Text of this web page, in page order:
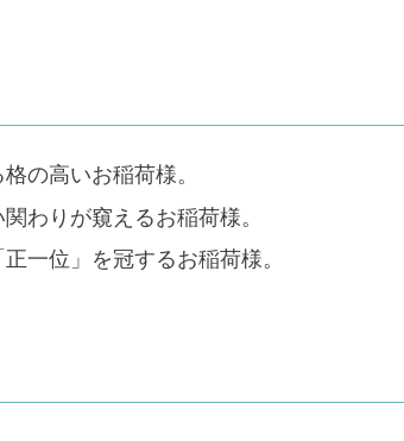
の高いお稲荷様。
わりが窺えるお稲荷様。
一位」を冠するお稲荷様。